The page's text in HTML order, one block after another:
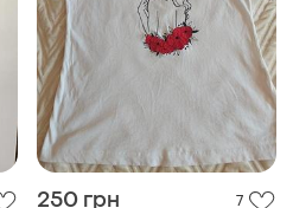
250 грн 7